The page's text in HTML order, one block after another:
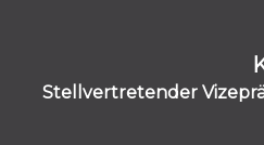
Stellvertretender